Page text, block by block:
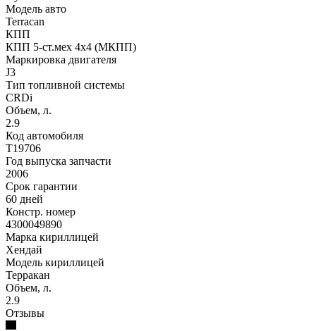
Модель авто
Terracan
КПП
КПП 5-ст.мех 4х4 (МКПП)
Маркировка двигателя
J3
Тип топливной системы
CRDi
Объем, л.
2.9
Код автомобиля
T19706
Год выпуска запчасти
2006
Срок гарантии
60 дней
Констр. номер
4300049890
Марка кириллицей
Хендай
Модель кириллицей
Терракан
Объем, л.
2.9
Отзывы